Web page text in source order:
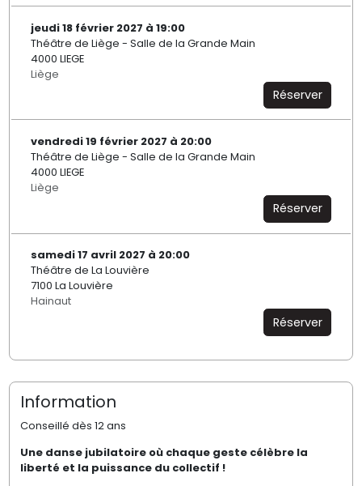
jeudi 18 février 2027 à 19:00
Théâtre de Liège - Salle de la Grande Main
4000 LIEGE
Liège
Réserver
vendredi 19 février 2027 à 20:00
Théâtre de Liège - Salle de la Grande Main
4000 LIEGE
Liège
Réserver
samedi 17 avril 2027 à 20:00
Théâtre de La Louvière
7100 La Louvière
Hainaut
Réserver
Information
Conseillé dès 12 ans
Une danse jubilatoire où chaque geste célèbre la
liberté et la puissance du collectif !